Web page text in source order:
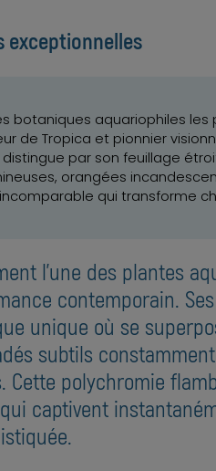
exceptionnelles
botaniques aquariophiles
de Tropica et pionnier
par son feuillage
orangées
qui transforme
l'une des plantes
contemporain.
unique où se
subtils
polychromie
captivent